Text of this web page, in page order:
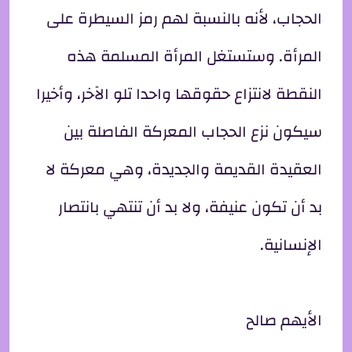
الحجاب، لأنه بالنسبة لهم رمز السيطرة على
المرأة. وستستغل المرأة المسلمة هذه
النقطة لانتزاع حقوقها واحدا تلو الآخر، وأخيرا
سيكون نزع الحجاب المعركة الفاصلة بين
العقيدة القديمة والجديدة، وهي معركة لا
بد أن تكون عنيفة، ولا بد أن تنتهي بانتصار
الإنسانية.
الأيهم صالح